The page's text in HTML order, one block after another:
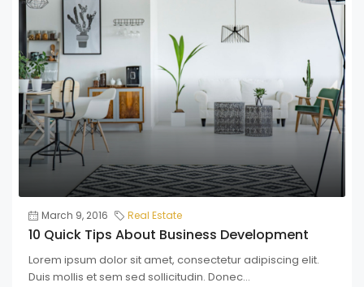
March 9, 2016 Real Estate
10 Quick Tips About Business Development
Lorem ipsum dolor sit amet, consectetur adipiscing elit.
Duis mollis et sem sed sollicitudin. Donec...